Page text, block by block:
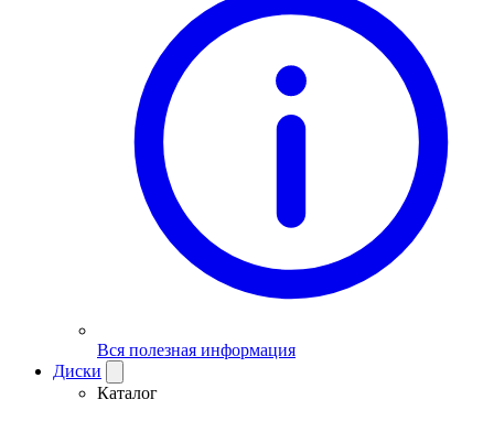
Вся полезная информация
Диски
Каталог